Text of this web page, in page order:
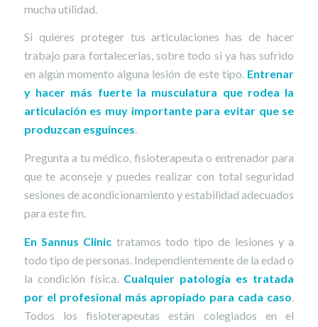
mucha utilidad.
Si quieres proteger tus articulaciones has de hacer
trabajo para fortalecerlas, sobre todo si ya has sufrido
en algún momento alguna lesión de este tipo. Entrenar
y hacer más fuerte la musculatura que rodea la
articulación es muy importante para evitar que se
produzcan esguinces.
Pregunta a tu médico, fisioterapeuta o entrenador para
que te aconseje y puedes realizar con total seguridad
sesiones de acondicionamiento y estabilidad adecuados
para este fin.
En Sannus Clinic tratamos todo tipo de lesiones y a
todo tipo de personas. Independientemente de la edad o
la condición física. Cualquier patología es tratada
por el profesional más apropiado para cada caso
Todos los fisioterapeutas están colegiados en el